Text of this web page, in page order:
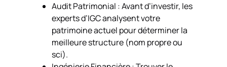
Audit Patrimonial : Avant d’investir, les
experts d’IGC analysent votre
patrimoine actuel pour déterminer la
meilleure structure (nom propre ou
sci).